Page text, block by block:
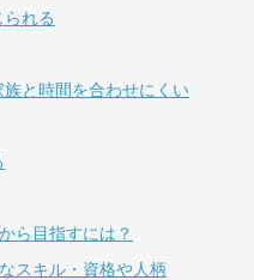
れる
と時間を合わせにくい
ら目指すには？
スキル・資格や人柄